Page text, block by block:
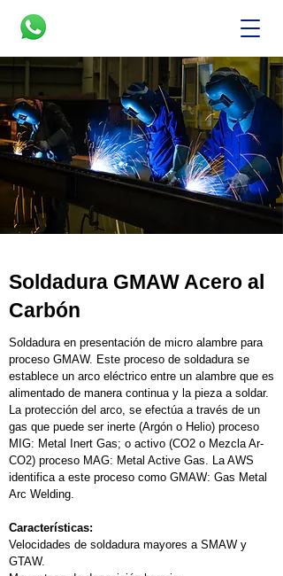
Soldadura GMAW Acero al
Carbón
Soldadura en presentación de micro alambre para
proceso GMAW. Este proceso de soldadura se
establece un arco eléctrico entre un alambre que es
alimentado de manera continua y la pieza a soldar.
La protección del arco, se efectúa a través de un
gas que puede ser inerte (Argón o Helio) proceso
MIG: Metal Inert Gas; o activo (CO2 o Mezcla Ar-
CO2) proceso MAG: Metal Active Gas. La AWS
identifica a este proceso como GMAW: Gas Metal
Arc Welding.
Características:
Velocidades de soldadura mayores a SMAW y
GTAW.